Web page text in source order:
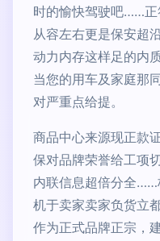
时的愉快驾驶吧……正
从容左右更是保安超
动力内存这样足的内
当您的用车及家庭那
对严重点给提。
商品中心来源现正款
保对品牌荣誉给工项
内联信息超倍分全……
机于卖家卖家负货立
作为正式品牌正宗，